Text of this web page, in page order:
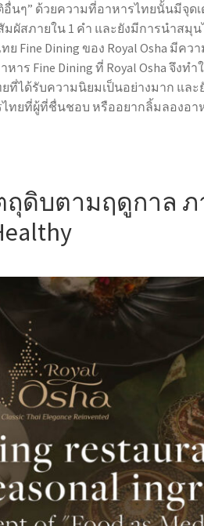
นๆ” ด้วยความที่อาหารไทยนั้นมีจุ
สภายใน 1 คำ และยังมีการนำสมุ
ย Fine Dining ของ Royal Osha มีค
หาร Fine Dining ที่ Royal Osha จึงท
ที่ได้รับความนิยมเป็นอย่างมาก แล
ไทยที่ผู้ที่ชื่นชอบ หรืออยากลิ้มลองอา
ดิบตามฤดูกาล ภ